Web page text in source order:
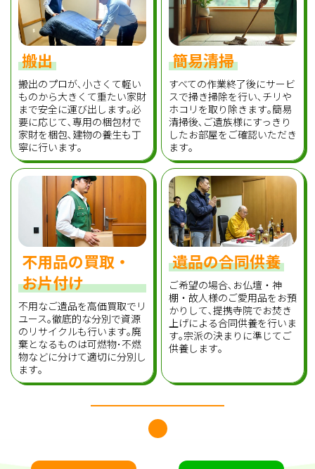
搬出
搬出のプロが､小さくて軽い
ものから大きくて重たい家財
まで安全に運び出します｡必
要に応じて､専用の梱包材で
家財を梱包､建物の養生も丁
寧に行います｡
簡易清掃
すべての作業終了後にサービ
スで掃き掃除を行い､チリや
ホコリを取り除きます｡簡易
清掃後､ご遺族様にすっきり
したお部屋をご確認いただき
ます｡
不用品の買取・
お片付け
不用なご遺品を高価買取でリ
ユース｡徹底的な分別で資源
のリサイクルも行います｡廃
棄となるものは可燃物･不燃
物などに分けて適切に分別し
ます｡
遺品の合同供養
ご希望の場合､お仏壇・神
棚・故人様のご愛用品をお預
かりして､提携寺院でお焚き
上げによる合同供養を行いま
す｡宗派の決まりに準じてご
供養します｡